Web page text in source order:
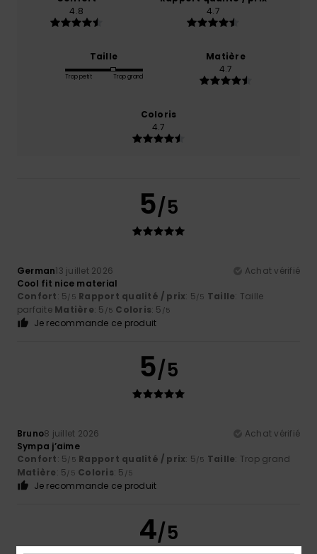
4.8
4.7
Taille
Trop petit Trop grand
Matière
4.7
Coloris
4.7
5/5
German13 juillet 2026
Achat vérifié
Cool fit nice material
Confort: 5/5 Rapport qualité / prix: 5/5 Taille: Taille
parfaite Matière: 5 /5 Coloris: 5 /5
Je recommande ce produit
5/5
Bruno8 juillet 2026
Achat vérifié
Sympa j’aime
Confort: 5/5 Rapport qualité / prix: 5/5 Taille: Trop grand
Matière: 5/5 Coloris: 5 /5
Je recommande ce produit
4/5